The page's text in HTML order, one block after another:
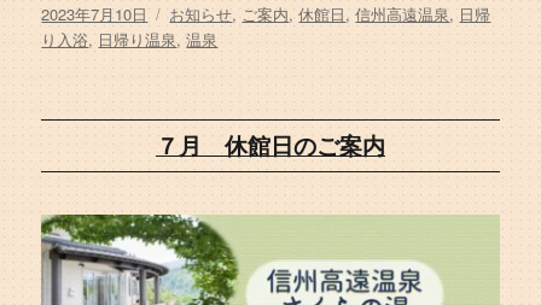
投
稿
2023年7月10日
タ
グ
お知らせ, ご案内,休館日,信州高遠温泉, 日帰
り入浴, 日帰り温泉,温泉
７月 休館日のご案内